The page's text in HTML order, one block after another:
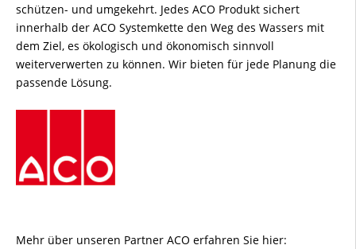
schützen- und umgekehrt. Jedes ACO Produkt sichert
innerhalb der ACO Systemkette den Weg des Wassers mit
dem Ziel, es ökologisch und ökonomisch sinnvoll
weiterverwerten zu können. Wir bieten für jede Planung die
passende Lösung.
Mehr über unseren Partner ACO erfahren Sie hier: